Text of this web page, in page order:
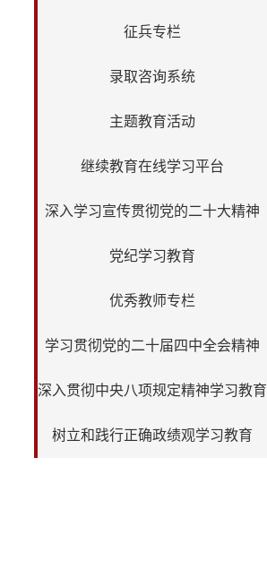
征兵专栏
录取咨询系统
主题教育活动
继续教育在线学习平台
深入学习宣传贯彻党的二十大精神
党纪学习教育
优秀教师专栏
学习贯彻党的二十届四中全会精神
深入贯彻中央八项规定精神学习教育
树立和践行正确政绩观学习教育